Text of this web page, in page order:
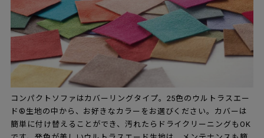
コンパクトソファはカバーリングタイプ。25色のウルトラスエー
ド®生地の中から、お好きなカラーをお選びください。カバーは
簡単に付け替えることができ、汚れたらドライクリーニングもOK